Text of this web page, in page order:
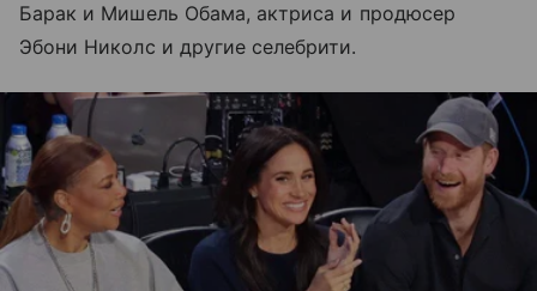
Барак и Мишель Обама, актриса и продюсер
Эбони Николс и другие селебрити.